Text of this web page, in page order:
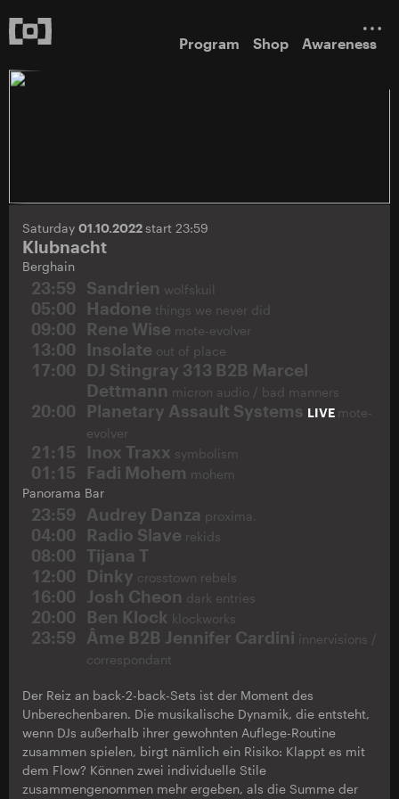
Program Shop Awareness
Saturday 01.10.2022start 23:59
Klubnacht
Berghain
23:59 Sandrien wolfskuil
05:00 Hadone things we never did
09:00 Rene Wise mote-evolver
13:00 Insolate out of place
17:00
DJ Stingray 313 B2B Marcel
Dettmann micron audio / bad manners
20:00 Planetary Assault Systems LIVE mote-
evolver
21:15 Inox Traxx symbolism
01:15 Fadi Mohem mohem
Panorama Bar
23:59 Audrey Danza proxima.
04:00 Radio Slave rekids
08:00
Tijana T
12:00
Dinky crosstown rebels
16:00 Josh Cheon dark entries
20:00 Ben Klock klockworks
23:59 Âme B2B Jennifer Cardini innervisions /
correspondant
Der Reiz an back-2-back-Sets ist der Moment des
Unberechenbaren. Die musikalische Dynamik, die entsteht,
wenn DJs außerhalb ihrer gewohnten Auflege-Routine
zusammen spielen, birgt nämlich ein Risiko: Klappt es mit
dem Flow? Können zwei individuelle Stile
zusammengenommen mehr ergeben, als die Summe der